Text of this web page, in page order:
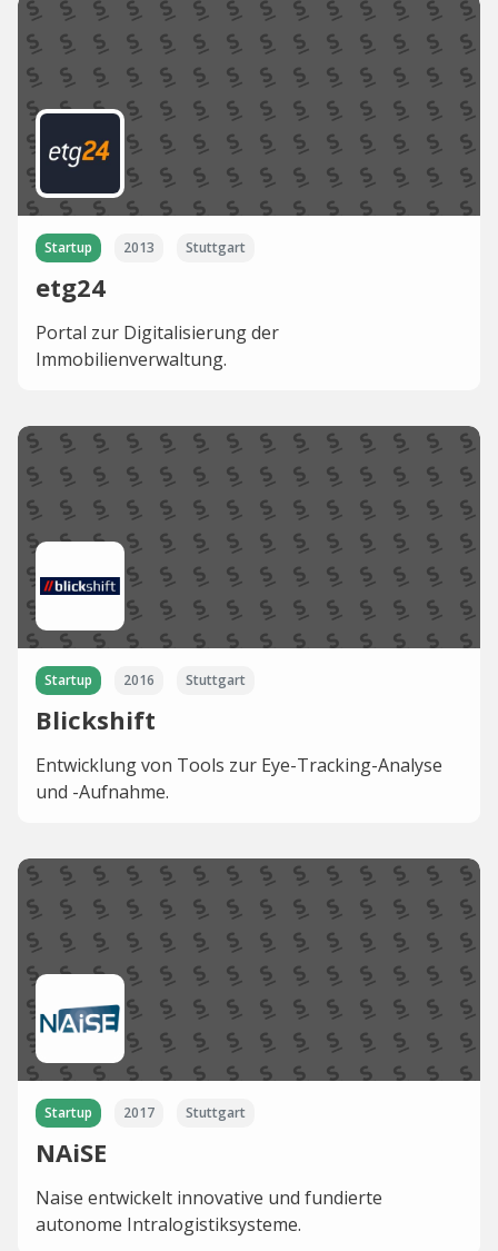
Startup 2013 Stuttgart
etg24
Portal zur Digitalisierung der
Immobilienverwaltung.
Startup 2016 Stuttgart
Blickshift
Entwicklung von Tools zur Eye-Tracking-Analyse
und -Aufnahme.
Startup 2017 Stuttgart
NAiSE
Naise entwickelt innovative und fundierte
autonome Intralogistiksysteme.